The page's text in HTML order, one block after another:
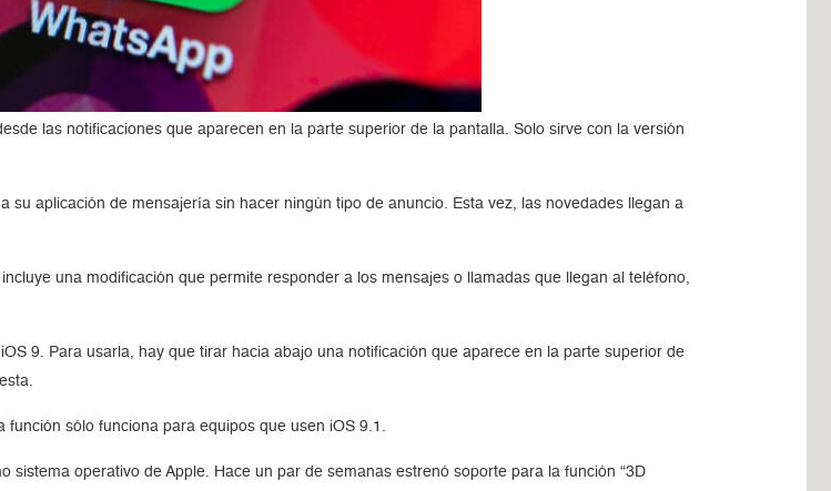
las notificaciones que aparecen en la parte superior de la pantalla. Solo sirve con la versión
aplicación de mensajería sin hacer ningún tipo de anuncio. Esta vez, las novedades llegan a
una modificación que permite responder a los mensajes o llamadas que llegan al teléfono,
9. Para usarla, hay que tirar hacia abajo una notificación que aparece en la parte superior de
sólo funciona para equipos que usen iOS 9.1.
operativo de Apple. Hace un par de semanas estrenó soporte para la función “3D